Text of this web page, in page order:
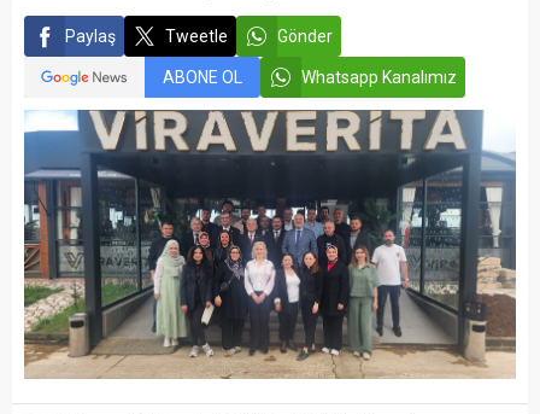
Paylaş Tweetle Gönder
ABONE OL Whatsapp Kanalımız